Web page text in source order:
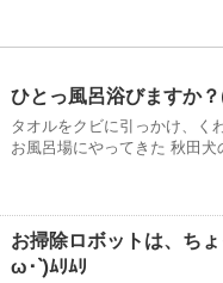
ひとっ風呂浴びますか
タオルをクビに引っかけ、く
お風呂場にやってきた 秋田犬
お掃除ロボットは、ち
ω･`)ﾑﾘﾑﾘ